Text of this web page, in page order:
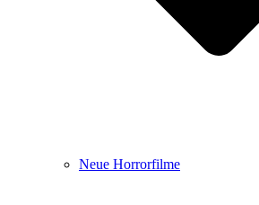
Neue Horrorfilme